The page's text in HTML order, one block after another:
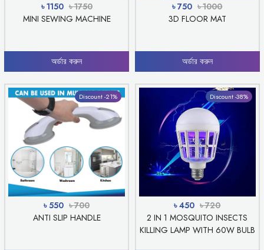
৳ 1150 ৳ 1750
MINI SEWING MACHINE
অর্ডার করুন
৳ 750 ৳ 1000
3D FLOOR MAT
অর্ডার করুন
Discount -21%
৳ 550 ৳ 700
ANTI SLIP HANDLE
Discount -38%
৳ 450 ৳ 720
2 IN 1 MOSQUITO INSECTS
KILLING LAMP WITH 60W BULB